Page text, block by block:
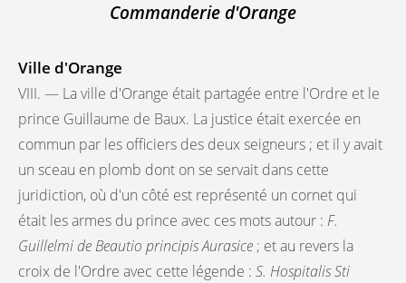
Commanderie d'Orange
Ville d'Orange
VIII. — La ville d'Orange était partagée entre l'Ordre et le
prince Guillaume de Baux. La justice était exercée en
commun par les officiers des deux seigneurs ; et il y avait
un sceau en plomb dont on se servait dans cette
juridiction, où d'un côté est représenté un cornet qui
était les armes du prince avec ces mots autour : F.
Guillelmi de Beautio principis Aurasice ; et au revers la
croix de l'Ordre avec cette légende : S. Hospitalis Sti